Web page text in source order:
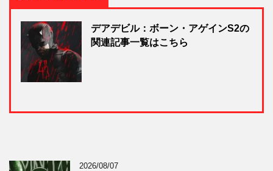
デアデビル：ボーン・アゲインS2の
関連記事一覧はこちら
2026/08/07